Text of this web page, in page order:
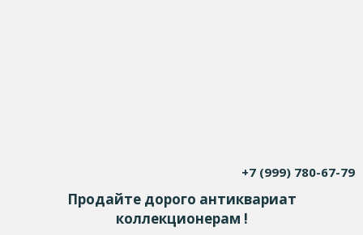
+7 (999) 780-67-79
Продайте дорого антиквариат
коллекционерам !